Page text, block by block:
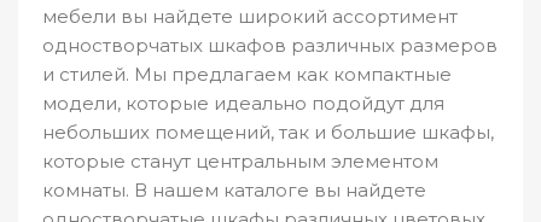
мебели вы найдете широкий ассортимент
одностворчатых шкафов различных размеров
и стилей. Мы предлагаем как компактные
модели, которые идеально подойдут для
небольших помещений, так и большие шкафы,
которые станут центральным элементом
комнаты. В нашем каталоге вы найдете